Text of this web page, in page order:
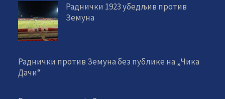
Раднички 1923 убедљив против
Земуна
Раднички против Земуна без публике на „Чика
Дачи“